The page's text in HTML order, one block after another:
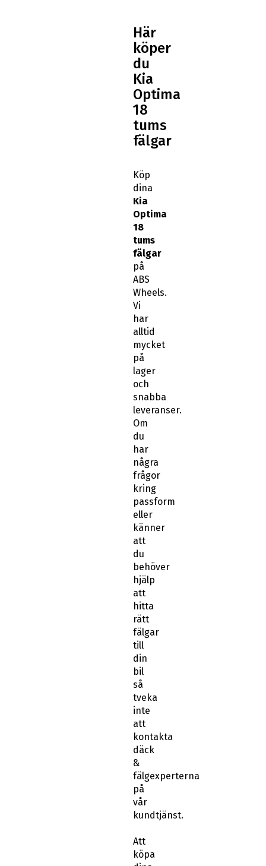
Här
köper
du
Kia
Optima
18
tums
fälgar
Köp
dina
Kia
Optima
18
tums
fälgar
på
ABS
Wheels.
Vi
har
alltid
mycket
på
lager
och
snabba
leveranser.
Om
du
har
några
frågor
kring
passform
eller
känner
att
du
behöver
hjälp
att
hitta
rätt
fälgar
till
din
bil
så
tveka
inte
att
kontakta
däck
&
fälgexperterna
på
vår
kundtjänst.
Att
köpa